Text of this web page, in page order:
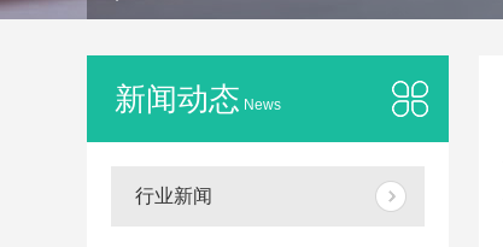
新闻动态 News
行业新闻